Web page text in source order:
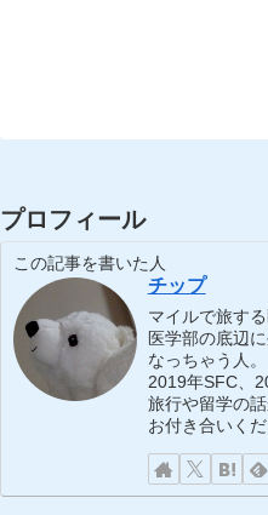
プロフィール
この記事を書いた人
チップ
マイルで旅する
医学部の底辺
なっちゃう人。
2019年SFC、
旅行や留学の
お付き合いく